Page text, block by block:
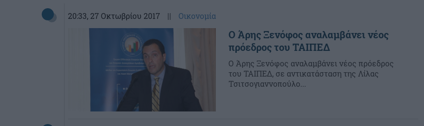
20:33, 27 Οκτωβρίου 2017 || Οικονομία
Ο Άρης Ξενόφος αναλαμβάνει νέος
πρόεδρος του ΤΑΙΠΕΔ
Ο Άρης Ξενόφος αναλαμβάνει νέος πρόεδρος
του ΤΑΙΠΕΔ, σε αντικατάσταση της Λίλας
Τσιτσογιαννοπούλο...